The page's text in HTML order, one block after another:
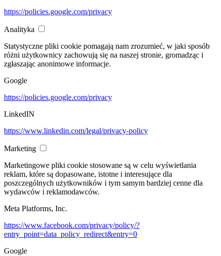
https://policies.google.com/privacy
Analityka
Statystyczne pliki cookie pomagają nam zrozumieć, w jaki sposób
różni użytkownicy zachowują się na naszej stronie, gromadząc i
zgłaszając anonimowe informacje.
Google
https://policies.google.com/privacy
LinkedIN
https://www.linkedin.com/legal/privacy-policy
Marketing
Marketingowe pliki cookie stosowane są w celu wyświetlania
reklam, które są dopasowane, istotne i interesujące dla
poszczególnych użytkowników i tym samym bardziej cenne dla
wydawców i reklamodawców.
Meta Platforms, Inc.
https://www.facebook.com/privacy/policy/?
entry_point=data_policy_redirect&entry=0
Google